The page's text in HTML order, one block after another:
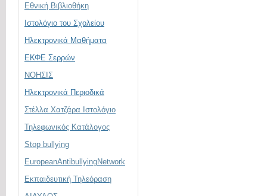
Εθνική Βιβλιοθήκη
Ιστολόγιο του Σχολείου
Ηλεκτρονικά Μαθήματα
ΕΚΦΕ Σερρών
ΝΟΗΣΙΣ
Ηλεκτρονικά Περιοδικά
Στέλλα Χατζάρα Ιστολόγιο
Τηλεφωνικός Κατάλογος
Stop bullying
EuropeanAntibullyingNetwork
Εκπαιδευτική Τηλεόραση